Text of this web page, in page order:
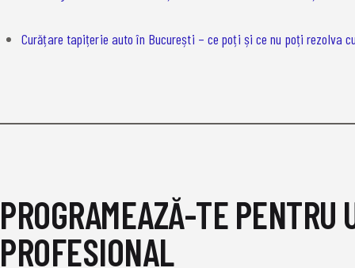
Curățare tapițerie auto în București – ce poți și ce nu poți rezolva
PROGRAMEAZĂ-TE
PROFESIONAL